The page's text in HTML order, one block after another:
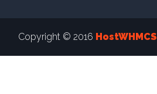
Copyright © 2016 HostWHMCS